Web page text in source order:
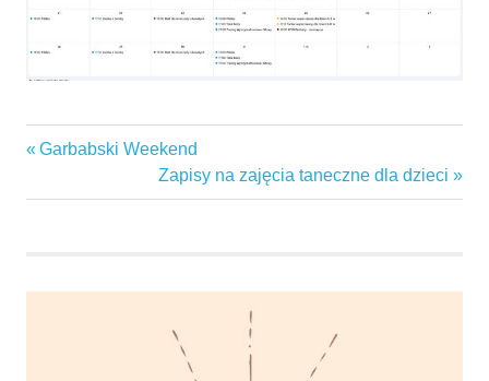
Nawigacja
wpisu
Previous
Garbabski Weekend
Next
Post:
Zapisy na zajęcia taneczne dla dzieci